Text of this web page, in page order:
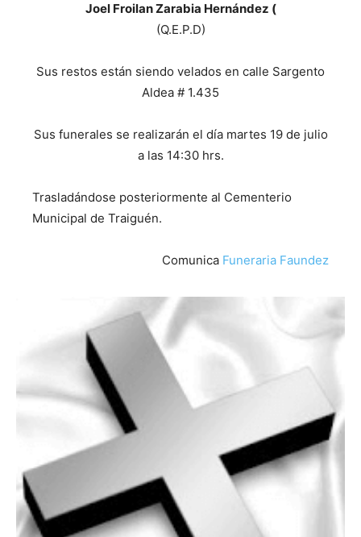
Joel Froilan Zarabia Hernández (
(Q.E.P.D)
Sus restos están siendo velados en calle Sargento
Aldea # 1.435
Sus funerales se realizarán el día martes 19 de julio
a las 14:30 hrs.
Trasladándose posteriormente al Cementerio
Municipal de Traiguén.
Comunica Funeraria Faundez